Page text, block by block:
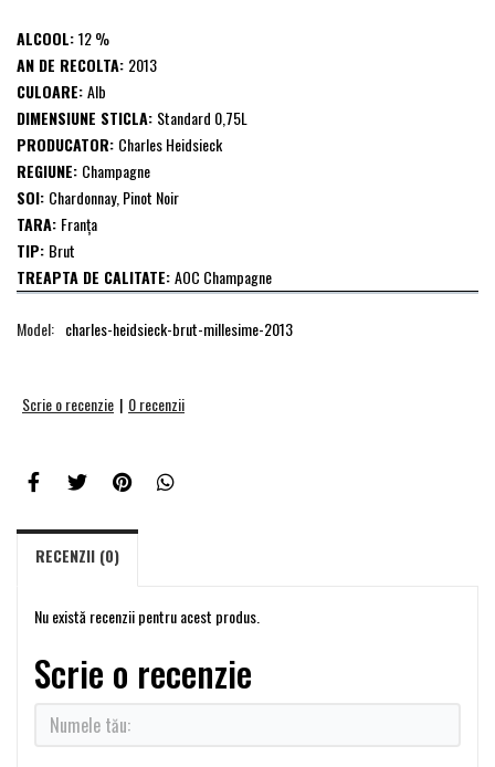
ALCOOL:12 %
AN DE RECOLTA: 2013
CULOARE:Alb
DIMENSIUNE STICLA: Standard 0,75L
PRODUCATOR: Charles Heidsieck
REGIUNE: Champagne
SOI: Chardonnay, Pinot Noir
TARA: Franţa
TIP: Brut
TREAPTA DE CALITATE:AOC Champagne
Model: charles-heidsieck-brut-millesime-2013
Scrie o recenzie | 0 recenzii
RECENZII (0)
Nu există recenzii pentru acest produs.
Scrie o recenzie